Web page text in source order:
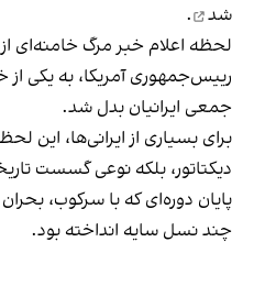
شد
.
لحظه اعلام خبر مرگ خامنه‌ای
رییس‌جمهوری آمریکا، به یکی از
جمعی ایرانیان بدل شد.
برای بسیاری از ایرانی‌ها، این
دیکتاتور، بلکه نوعی گسست
پایان دوره‌ای که با سرکوب،
چند نسل سایه انداخته بود.